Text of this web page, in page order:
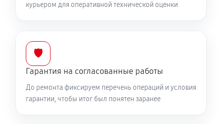
курьером для оперативной технической оценки
🛡️
Гарантия на согласованные работы
До ремонта фиксируем перечень операций и условия
гарантии, чтобы итог был понятен заранее